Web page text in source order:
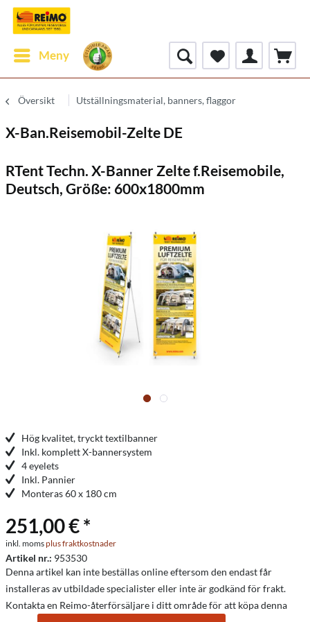
Meny
Översikt Utställningsmaterial, banners, flaggor
X-Ban.Reisemobil-Zelte DE
RTent Techn. X-Banner Zelte f.Reisemobile,
Deutsch, Größe: 600x1800mm
Hög kvalitet, tryckt textilbanner
Inkl. komplett X-bannersystem
4 eyelets
Inkl. Pannier
Monteras 60 x 180 cm
251,00 € *
inkl. momsplus fraktkostnader
Artikel nr.: 953530
Denna artikel kan inte beställas online eftersom den endast får
installeras av utbildade specialister eller inte är godkänd för frakt.
Kontakta en Reimo-återförsäljare i ditt område för att köpa denna